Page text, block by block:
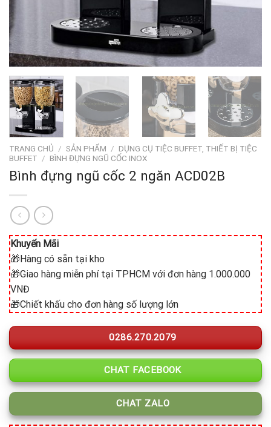
TRANG CHỦ / SẢN PHẨM / DỤNG CỤ TIỆC BUFFET, THIẾT BỊ TIỆC
BUFFET / BÌNH ĐỰNG NGŨ CỐC INOX
Bình đựng ngũ cốc 2 ngăn ACD02B
Khuyến Mãi
🎁Hàng có sẵn tại kho
🎁Giao hàng miễn phí tại TPHCM với đơn hàng 1.000.000
VNĐ
🎁Chiết khấu cho đơn hàng số lượng lớn
0286.270.2079
CHAT FACEBOOK
CHAT ZALO